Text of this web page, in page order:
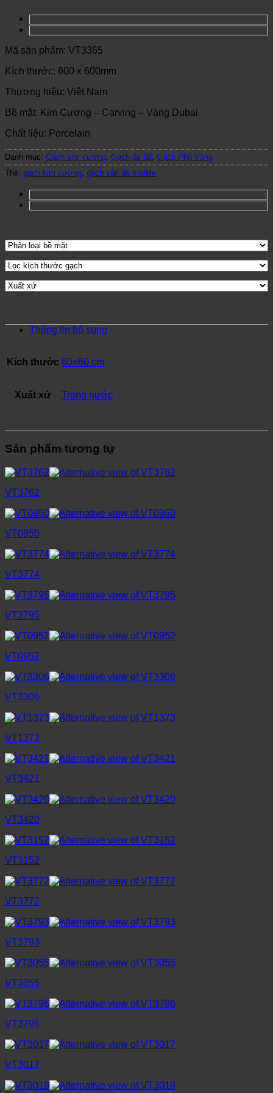
Mã sản phẩm: VT3365
Kích thước: 600 x 600mm
Thương hiệu: Việt Nam
Bề mặt: Kim Cương – Carving – Vàng Dubai
Chất liệu: Porcelain
Danh mục: Gạch kim cương Gạch ốp lát Gạch Phủ Vàng
Thẻ: gạch kim cương gạch vân đá marble
Thông tin bổ sung
Kích thước 60×60 cm
Xuất xứ Trong nước
Sản phẩm tương tự
VT3762
VT0950
VT3774
VT3795
VT0952
VT3306
VT1373
VT3421
VT3420
VT3152
VT3772
VT3793
VT3055
VT3796
VT3017